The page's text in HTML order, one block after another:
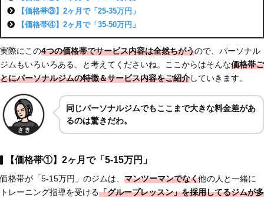
【価格帯③】2ヶ月で「25-35万円」
【価格帯④】2ヶ月で「35-50万円」
実際にこの4つの価格帯でサービス内容は全然ちがうので、パーソナル
ジムもいろいろある、と考えてくださいね。ここからはそんな価格帯ご
とにパーソナルジムの特徴＆サービス内容をご紹介していきます。
同じパーソナルジムでもここまで大きな料金差があ
るのは驚きだわ。
【価格帯①】2ヶ月で「5-15万円」
価格帯が「5-15万円」のジムは、 マンツーマンでなく他の人と一緒に
トレーニング指導を受ける「グループレッスン」を採用してるジムが多